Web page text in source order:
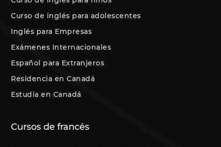
Curso de inglés para adolescentes
Inglés para Empresas
Exámenes Internacionales
Español para Extranjeros
Residencia en Canadá
Estudia en Canadá
Cursos de francés